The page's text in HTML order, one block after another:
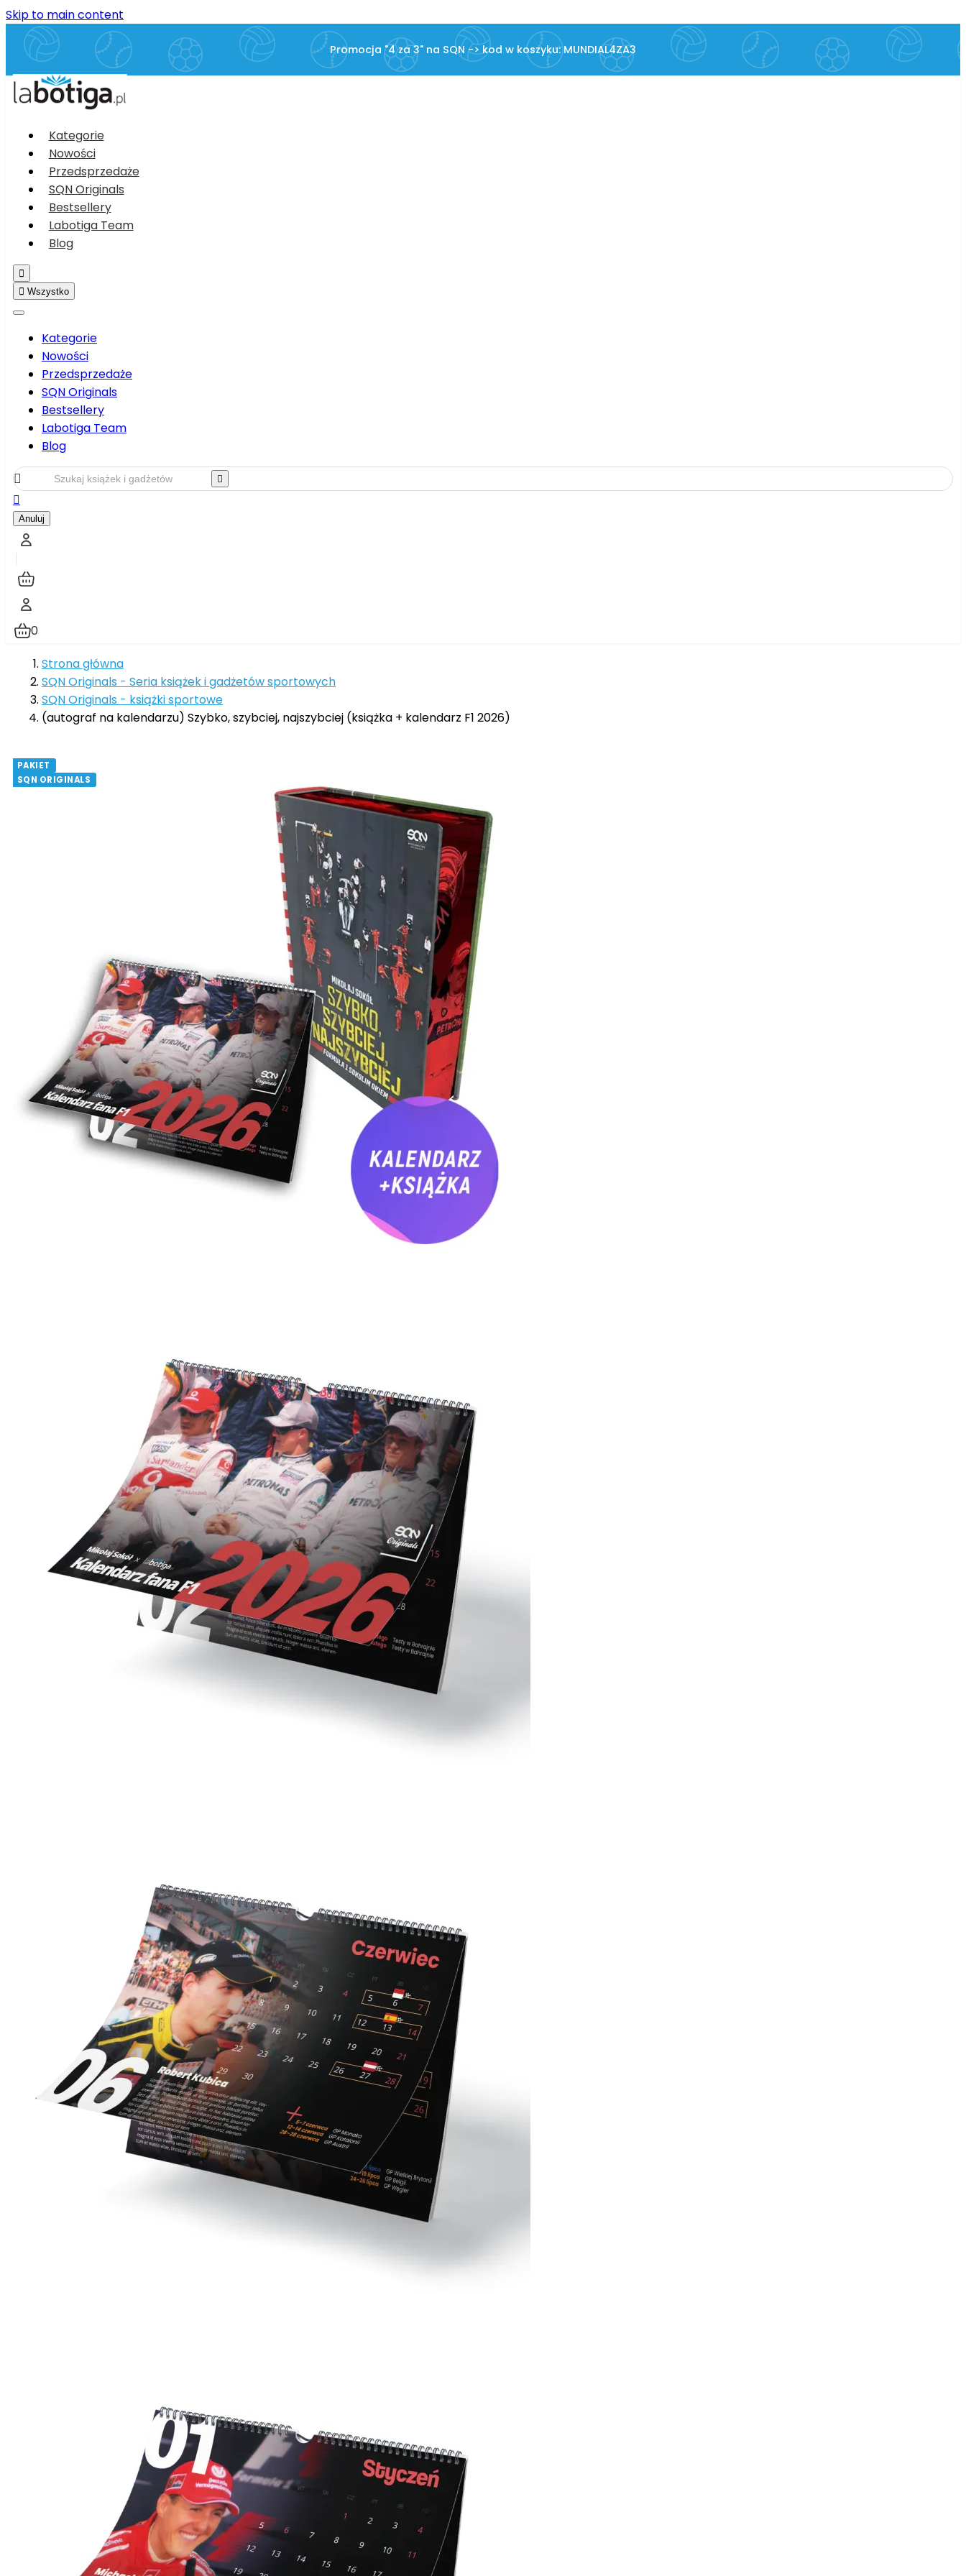
Skip to main content
Promocja "4 za 3" na SQN -> kod w koszyku: MUNDIAL4ZA3
Kategorie
Nowości
Przedsprzedaże
SQN Originals
Bestsellery
Labotiga Team
Blog

 Wszystko
Kategorie
Nowości
Przedsprzedaże
SQN Originals
Bestsellery
Labotiga Team
Blog
 

Anuluj
0
Strona główna
SQN Originals - Seria książek i gadżetów sportowych
SQN Originals - książki sportowe
(autograf na kalendarzu) Szybko, szybciej, najszybciej (książka + kalendarz F1 2026)
PAKIET
SQN ORIGINALS